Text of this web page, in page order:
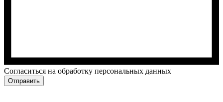
Cогласиться на обработку персональных данных
Отправить